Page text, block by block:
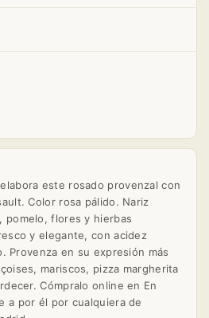
este rosado provenzal con
Color rosa pálido. Nariz
pomelo, flores y hierbas
y elegante, con acidez
Provenza en su expresión más
mariscos, pizza margherita
Cómpralo online en En
a por él por cualquiera de